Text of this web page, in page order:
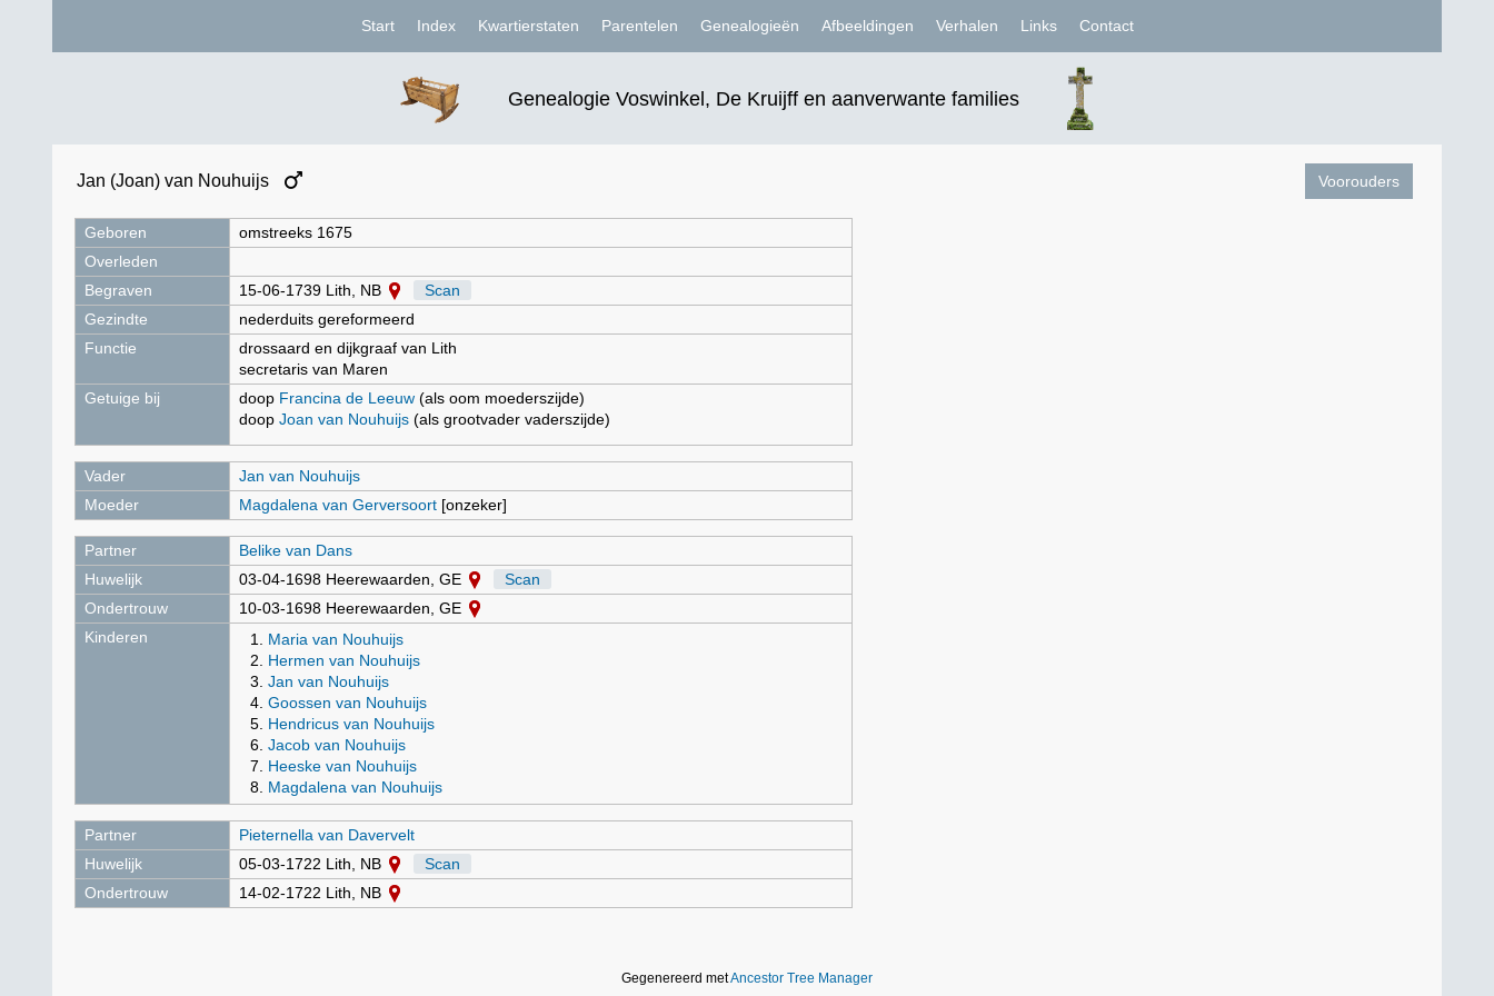
Genealogie Voswinkel, De Kruijff en aanverwante families
Start Index Kwartierstaten Parentelen Genealogieën Afbeeldingen Verhalen Links Contact
Jan (Joan) van Nouhuijs Voorouders
Geboren
omstreeks 1675
Overleden
Begraven
15-06-1739 Lith, NB
Scan
Gezindte
nederduits gereformeerd
Functie
drossaard en dijkgraaf van Lith
secretaris van Maren
Getuige bij
doop Francina de Leeuw (als oom moederszijde)
doop Joan van Nouhuijs (als grootvader vaderszijde)
Vader
Jan van Nouhuijs
Moeder
Magdalena van Gerversoort [onzeker]
Partner
Belike van Dans
Huwelijk
03-04-1698 Heerewaarden, GE
Scan
Ondertrouw
10-03-1698 Heerewaarden, GE
Kinderen
Maria van Nouhuijs
Hermen van Nouhuijs
Jan van Nouhuijs
Goossen van Nouhuijs
Hendricus van Nouhuijs
Jacob van Nouhuijs
Heeske van Nouhuijs
Magdalena van Nouhuijs
Partner
Pieternella van Davervelt
Huwelijk
05-03-1722 Lith, NB
Scan
Ondertrouw
14-02-1722 Lith, NB
Gegenereerd metAncestor Tree Manager